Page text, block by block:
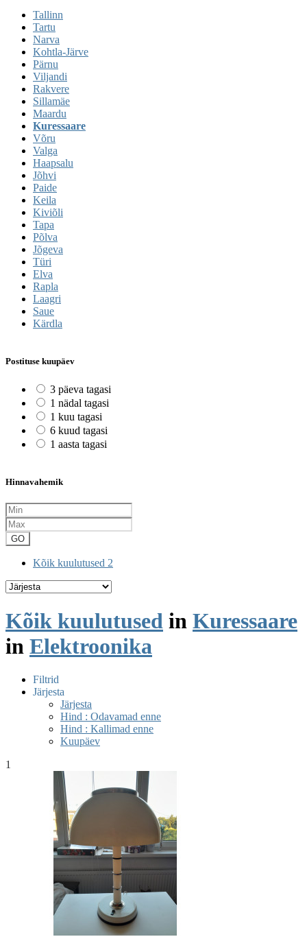
Tallinn
Tartu
Narva
Kohtla-Järve
Pärnu
Viljandi
Rakvere
Sillamäe
Maardu
Kuressaare
Võru
Valga
Haapsalu
Jõhvi
Paide
Keila
Kiviõli
Tapa
Põlva
Jõgeva
Türi
Elva
Rapla
Laagri
Saue
Kärdla
Postituse kuupäev
3 päeva tagasi
1 nädal tagasi
1 kuu tagasi
6 kuud tagasi
1 aasta tagasi
Hinnavahemik
GO
Kõik kuulutused 2
Kõik kuulutused in Kuressaare
in Elektroonika
Filtrid
Järjesta
Järjesta
Hind : Odavamad enne
Hind : Kallimad enne
Kuupäev
1